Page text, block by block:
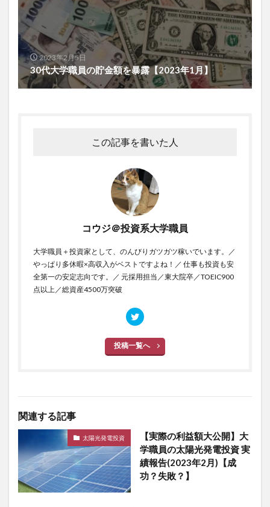
2023年2月5日
30代大学職員の貯金額を暴露【2023年1月】
この記事を書いた人
コウジ＠投資系大学職員
大学職員＋投資家として、のんびりガツガツ稼いでいます。／
やっぱり多休暇×高収入がベストですよね！／ 仕事も投資も安
全第一の安定志向です。／ 元採用担当／東大院卒／TOEIC900
点以上／総資産4500万突破
投稿一覧へ
関連する記事
太陽光発電投資
【実際の利益額大公開】大
学職員の太陽光発電投資 実
績報告(2023年2月)【成
功？失敗？】